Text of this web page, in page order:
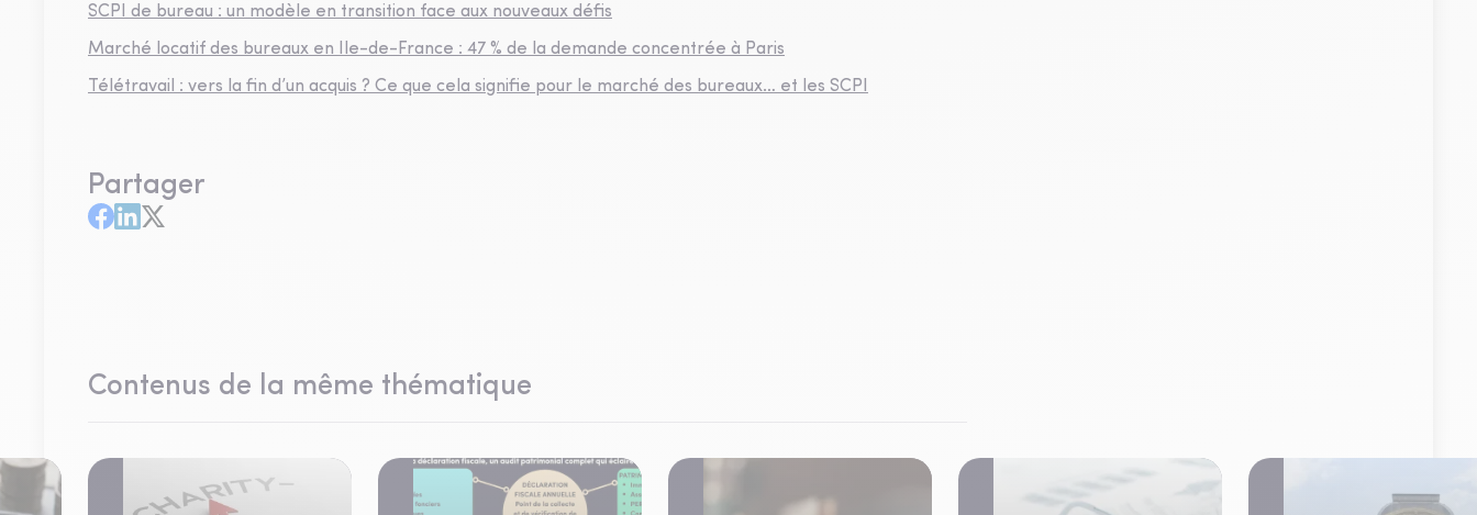
SCPI de bureau : un modèle en transition face aux nouveaux défis
Marché locatif des bureaux en Ile-de-France : 47 % de la demande concentrée à Paris
Télétravail : vers la fin d’un acquis ? Ce que cela signifie pour le marché des bureaux… et les SCPI
Partager
Contenus de la même thématique